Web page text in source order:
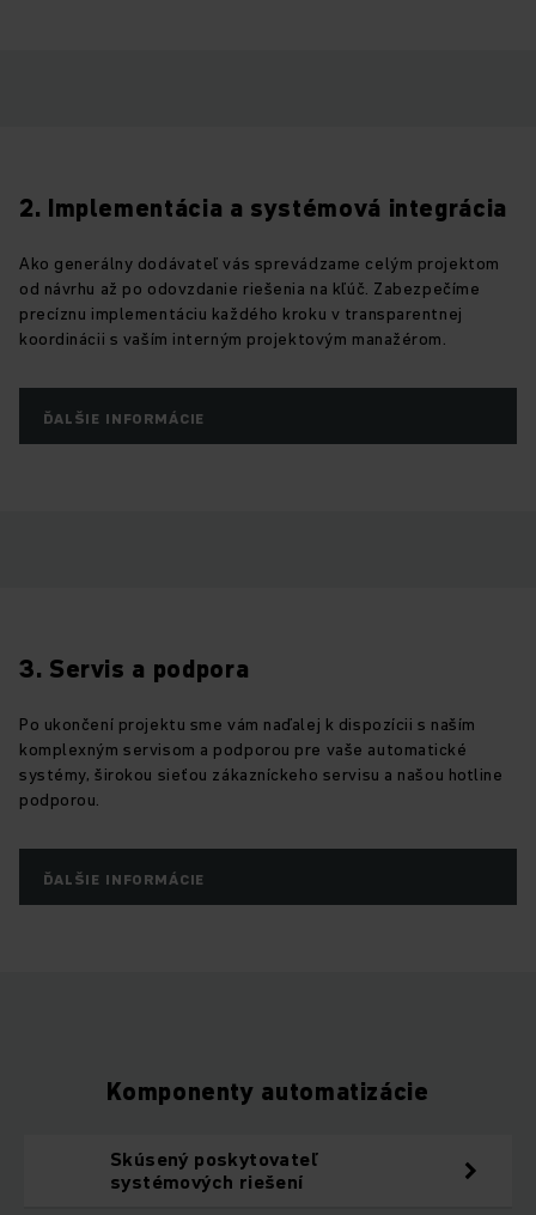
2. Implementácia a systémová integrácia
Ako generálny dodávateľ vás sprevádzame celým projektom
od návrhu až po odovzdanie riešenia na kľúč. Zabezpečíme
precíznu implementáciu každého kroku v transparentnej
koordinácii s vaším interným projektovým manažérom.
ĎALŠIE INFORMÁCIE
3. Servis a podpora
Po ukončení projektu sme vám naďalej k dispozícii s naším
komplexným servisom a podporou pre vaše automatické
systémy, širokou sieťou zákazníckeho servisu a našou hotline
podporou.
ĎALŠIE INFORMÁCIE
Komponenty automatizácie
Skúsený poskytovateľ
systémových riešení